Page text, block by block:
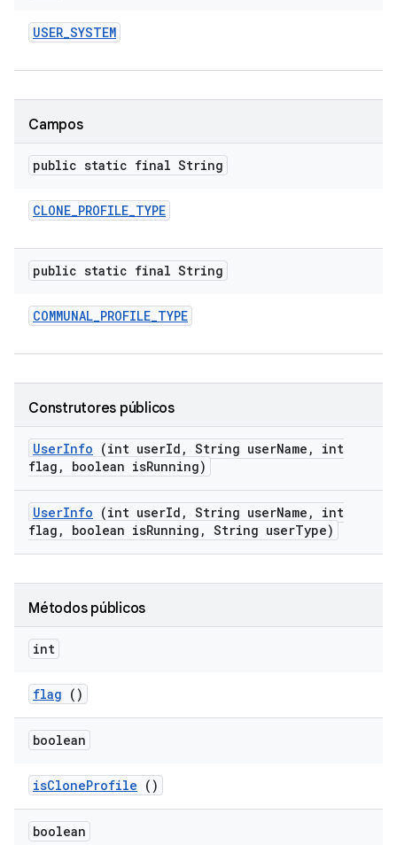
USER_SYSTEM
Campos
public static final String
CLONE_PROFILE_TYPE
public static final String
COMMUNAL_PROFILE_TYPE
Construtores públicos
UserInfo (int userId , String userName ,
int
flag , boolean isRunning)
UserInfo (int userId , String userName ,
int
flag , boolean isRunning , String userType)
Métodos públicos
int
flag ()
boolean
isCloneProfile ()
boolean